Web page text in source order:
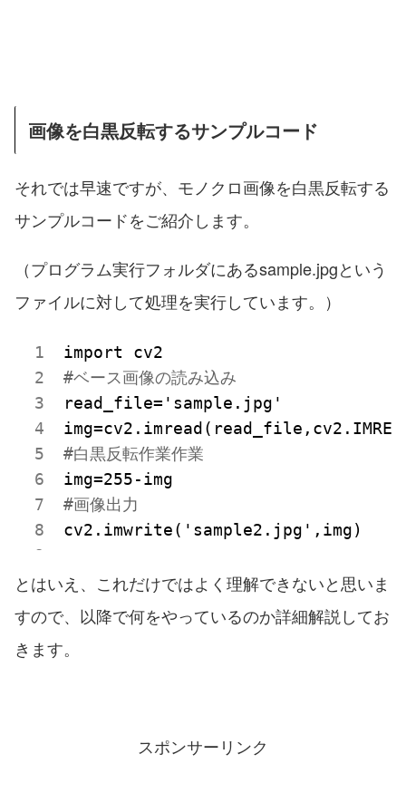
画像を白黒反転するサンプルコード
それでは早速ですが、モノクロ画像を白黒反転する
サンプルコードをご紹介します。
（プログラム実行フォルダにあるsample.jpgという
ファイルに対して処理を実行しています。）
#ベース画像の読み込み
read_file='sample.jpg'
#白黒反転作業作業
#画像出力
cv2.imwrite('sample2.jpg',img)
とはいえ、これだけではよく理解できないと思いま
すので、以降で何をやっているのか詳細解説してお
きます。
スポンサーリンク